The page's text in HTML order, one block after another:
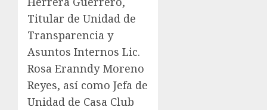
Titular de Unidad de
Transparencia y
Asuntos Internos Lic.
Rosa Eranndy Moreno
Reyes, así como Jefa de
Unidad de Casa Club